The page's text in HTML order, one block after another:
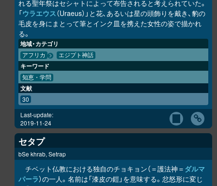
れる聖年祭はセシャトによって布告されると考えられていた。
「ウラエウス（Uraeus）」と花、あるいは星の頭飾りを戴き、豹の
毛皮を身にまとって筆とインク皿を携えた女性の姿で描かれ
る。
地域・カテゴリ
アフリカ エジプト神話
キーワード
知恵・学問
文献
30
Last-update:
2019-11-24
セタプ
bSe khrab, Setrap
チベット仏教における独自のチョキョン（＝護法神＝ ダルマ
パーラ）の一人。名前は「漆皮の鎧」を意味する。忿怒形に変じ